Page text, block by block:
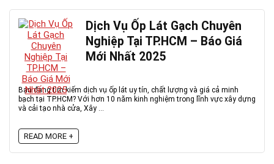
Dịch Vụ Ốp Lát Gạch Chuyên
Nghiệp Tại TP.HCM – Báo Giá
Mới Nhất 2025
Bạn đang tìm kiếm dịch vụ ốp lát uy tín, chất lượng và giá cả minh
bạch tại TP.HCM? Với hơn 10 năm kinh nghiệm trong lĩnh vực xây dựng
và cải tạo nhà cửa, Xây ...
READ MORE +